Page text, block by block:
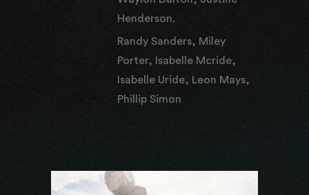
Henderson.
Randy Sanders, Miley
Porter, Isabelle Mcride,
Isabelle Uride, Leon Mays,
Phillip Simon